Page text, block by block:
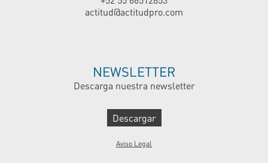
actitud@actitudpro.com
NEWSLETTER
Descarga nuestra newsletter
Descargar
Aviso Legal